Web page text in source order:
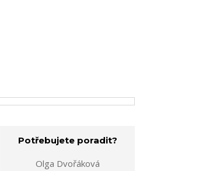
Potřebujete poradit?
Olga Dvořáková